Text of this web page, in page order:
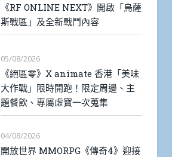
《RF ONLINE NEXT》開啟「烏薩
斯戰區」及全新戰鬥內容
05/08/2026
《絕區零》X animate 香港「美味
大作戰」限時開跑！限定周邊、主
題餐飲、專屬虛寶一次蒐集
04/08/2026
開放世界 MMORPG《傳奇4》迎接